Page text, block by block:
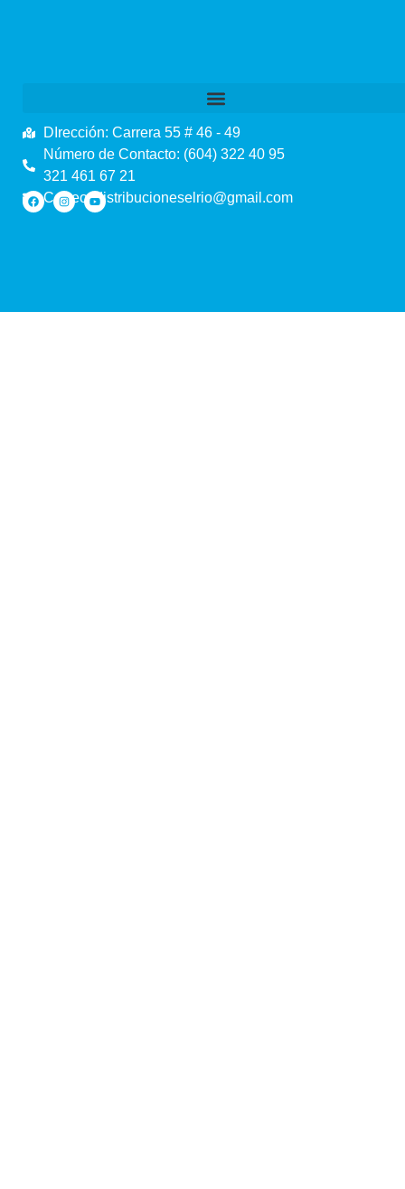
DIrección: Carrera 55 # 46 - 49
Número de Contacto: (604) 322 40 95
321 461 67 21
Correo: distribucioneselrio@gmail.com